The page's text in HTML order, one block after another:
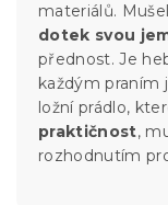
materiálů.
dotek svou
přednost. Je
každým praním
ložní prádlo,
praktičnost,
rozhodnutím